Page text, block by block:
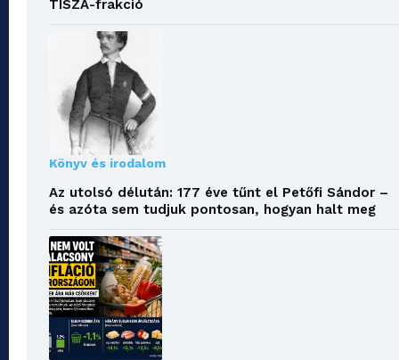
TISZA-frakció
Könyv és irodalom
Az utolsó délután: 177 éve tűnt el Petőfi Sándor –
és azóta sem tudjuk pontosan, hogyan halt meg